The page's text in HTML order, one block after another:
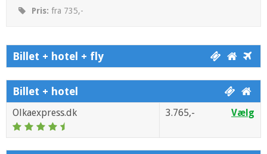
Pris: fra 735,-
Billet + hotel + fly
Billet + hotel
Olkaexpress.dk 3.765,- Vælg